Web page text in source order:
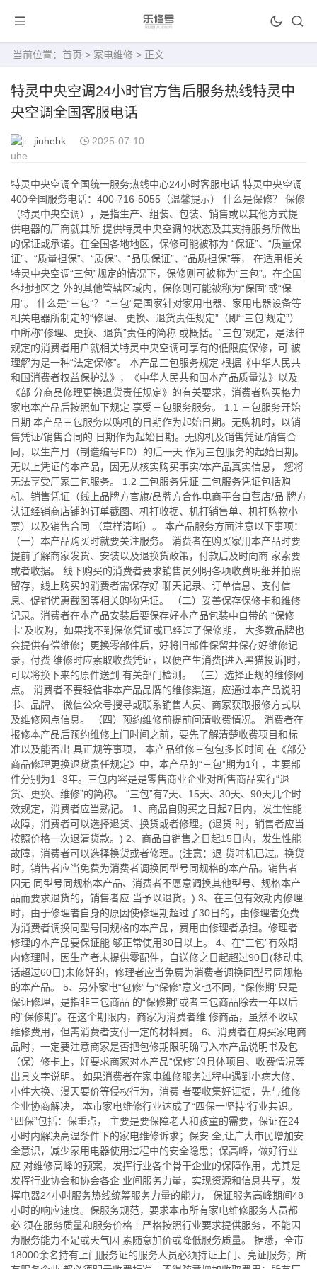
当前位置： 首页 > 家电维修 > 正文
特灵中央空调24小时官方售后服务热线特灵中
央空调全国客服电话
jiuhebk 2025-07-10
特灵中央空调全国统一服务热线中心24小时客服电话 特灵中央空调
400全国服务电话：400-716-5055（温馨提示） 什么是保修？ 保修
（特灵中央空调），是指生产、组装、包装、销售或以其他方式提
供电器的厂商就其所 提供特灵中央空调的状态及其支持服务所做出
的保证或承诺。在全国各地地区，保修可能被称为 “保证”、“质量保
证”、“质量担保”、“质保”、“品质保证”、“品质担保”等， 在适用相关
特灵中央空调“三包”规定的情况下，保修则可被称为“三包”。在全国
各地地区之 外的其他管辖区域内，保修则可能被称为“保固”或“保
用”。 什么是“三包”？ “三包”是国家针对家用电器、家用电器设备等
相关电器所制定的“修理、 更换、退货责任规定”（即“‘三包’规定”）
中所称“修理、更换、退货”责任的简称 或概括。“三包”规定，是法律
规定的消费者用户就相关特灵中央空调可享有的低限度保修，可 被
理解为是一种“法定保修”。 本产品三包服务规定 根据《中华人民共
和国消费者权益保护法》，《中华人民共和国本产品质量法》以及
《部 分商品修理更换退货责任规定》的有关要求，消费者购买格力
家电本产品后按照如下规定 享受三包服务服务。 1.1 三包服务开始
日期 本产品三包服务以购机的日期作为起始日期。无购机时，以销
售凭证/销售合同的 日期作为起始日期。无购机及销售凭证/销售合
同，以生产月（制造编号FD）的后一天 作为三包服务的起始日期。
无以上凭证的本产品，因无从核实购买事实/本产品真实信息， 您将
无法享受厂家三包服务。 1.2 三包服务凭证 三包服务凭证包括购
机、销售凭证（线上品牌方官旗/品牌方合作电商平台自营店/品 牌方
认证经销商店铺的订单截图、机打收据、机打销售单、机打购物小
票）以及销售合同 （章样清晰）。 本产品服务方面注意以下事项：
（一）本产品购买时就要关注服务。 消费者在购买家用本产品时要
提前了解商家发货、安装以及退换货政策，付款后及时向商 家索要
或者收据。 线下购买的消费者要求销售员列明各项收费明细并拍照
留存，线上购买的消费者需保存好 聊天记录、订单信息、支付信
息、促销优惠截图等相关购物凭证。 （二）妥善保存保修卡和维修
记录。消费者在本产品安装后要保存好本产品包装中自带的 “保修
卡”及收购，如果找不到保修凭证或已经过了保修期， 大多数品牌也
会提供有偿维修；更换零部件后，好将旧部件保留并保存好维修记
录，付费 维修时应索取收费凭证，以便产生消费[进入黑猫投诉]时，
可以将换下来的原件送到 有关部门检测。 （三）选择正规的维修网
点。 消费者不要轻信非本产品品牌的维修渠道，应通过本产品说明
书、品牌、 微信公众号搜寻或联系销售人员、商家获取报修方式以
及维修网点信息。 （四）预约维修前提前问清收费情况。 消费者在
报修本产品后预约维修上门时间之前，要先了解清楚收费项目和标
准以及能否出 具正规等事项， 本产品维修三包包多长时间 在《部分
商品修理更换退货责任规定》中，本产品的“三包”期为1年，主要部
件分别为1 -3年。三包内容是是零售商业企业对所售商品实行“退
货、更换、维修”的简称。 “三包”有7天、15天、30天、90天几个时
效规定，消费者应当熟记。 1、商品自购买之日起7日内，发生性能
故障，消费者可以选择退货、换货或者修理。(退货 时，销售者应当
按照价格一次退清货款。) 2、商品自销售之日起15日内，发生性能
故障，消费者可以选择换货或者修理。(注意：退 货时机已过。换货
时，销售者应当免费为消费者调换同型号同规格的本产品。销售者
因无 同型号同规格本产品、消费者不愿意调换其他型号、规格本产
品而要求退货的，销售者应 当予以退货。) 3、在三包有效期内修理
时，由于修理者自身的原因使修理期超过了30日的，由修理者免费
为消费者调换同型号同规格的本产品，费用由修理者承担。修理者
修理的本产品要保证能 够正常使用30日以上。 4、在“三包”有效期
内修理时，因生产者未提供零配件，自送修之日起超过90日(移动电
话超过60日)未修好的，修理者应当免费为消费者调换同型号同规格
的本产品。 5、另外家电“包修”与“保修”意义也不同，“保修期”只是
保证修理，是指非三包商品 的“保修期”或者三包商品除去一年以后
的“保修期”。在这个期限内，商家为消费者维 修商品，虽然不收取
维修费用，但需消费者支付一定的材料费。 6、消费者在购买家电商
品时，一定要注意商家是否把包修期限明确写入本产品说明书及包
（保）修卡上，好要求商家对本产品“保修”的具体项目、收费情况等
出具文字说明。 如果消费者在家电维修服务过程中遇到小病大修、
小件大换、漫天要价等侵权行为，消费 者要收集好证据，先与维修
企业协商解决， 本市家电维修行业达成了“四保一坚持”行业共识。
“四保”包括：保重点， 主要是要保障老人和孩童的需要，保证在24
小时内解决高温条件下的家电维修诉求；保安 全,让广大市民增加安
全意识，减少家用电器使用过程中的安全隐患；保高峰，做好行业
应 对维修高峰的预案，发挥行业各个骨干企业的保障作用，尤其是
发挥行业协会和协会各企 业间服务力量，实现资源和信息共享，发
挥电器24小时服务热线统筹服务力量的能力， 保证服务高峰期间48
小时的响应速度。保服务规范，要求本市所有家电维修服务人员都
必 须在服务质量和服务价格上严格按照行业要求提供服务，不能因
为服务能力不足或天气因 素随意加价或降低服务质量。 据悉，全市
18000余名持有上门服务证的服务人员必须持证上门、亮证服务；所